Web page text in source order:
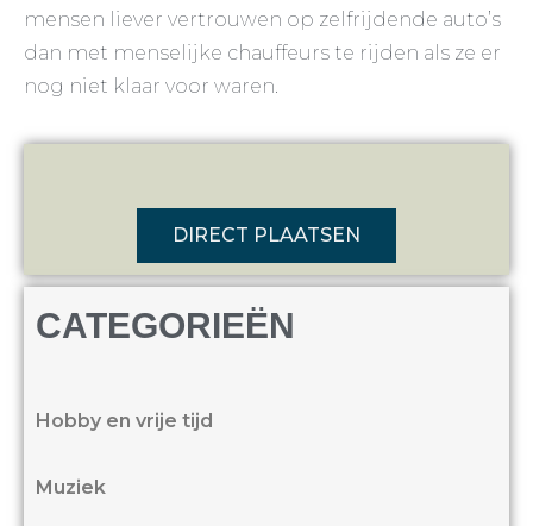
mensen liever vertrouwen op zelfrijdende auto’s
dan met menselijke chauffeurs te rijden als ze er
nog niet klaar voor waren.
DIRECT PLAATSEN
CATEGORIEËN
Hobby en vrije tijd
Muziek